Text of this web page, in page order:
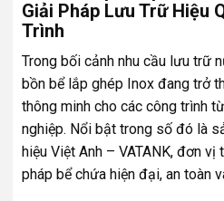
Giải Pháp Lưu Trữ Hiệu
Trình
Trong bối cảnh nhu cầu lưu trữ
bồn bể lắp ghép Inox đang trở
thông minh cho các công trình
nghiệp. Nổi bật trong số đó là
hiệu Việt Anh – VATANK, đơn
pháp bể chứa hiện đại, an toàn